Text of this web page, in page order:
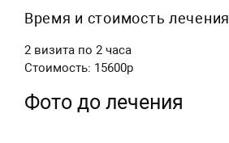
Время и стоимость лечения
2 визита по 2 часа
Стоимость: 15600р
Фото до лечения